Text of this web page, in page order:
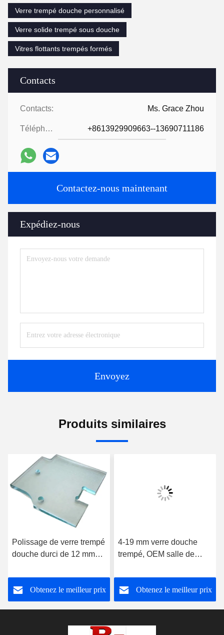
Contacts
Contacts: Ms. Grace Zhou
Téléphone: +8613929909663--13690711186
Contactez-nous maintenant
Expédiez-nous
Envoyez
Verre trempé douche personnalisé
Verre solide trempé sous douche
Vitres flottants trempés formés
Produits similaires
Polissage de verre trempé
douche durci de 12 mm
Obtenez le meilleur prix
4-19 mm verre douche
trempé, OEM salle de
résistance
Obtenez le meilleur prix